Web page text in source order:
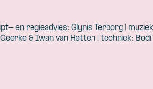
en regieadvies: Glynis Terborg |
& Iwan van Hetten | techniek: Bodi